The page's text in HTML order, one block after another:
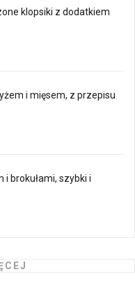
klopsiki z dodatkiem
i mięsem, z przepisu
i brokułami, szybki i